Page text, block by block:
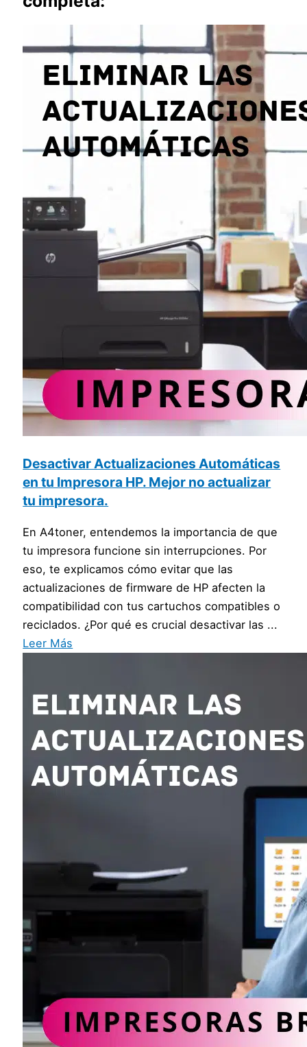
Desactivar Actualizaciones Automáticas
en tu Impresora HP. Mejor no actualizar
tu impresora.
En A4toner, entendemos la importancia de que
tu impresora funcione sin interrupciones. Por
eso, te explicamos cómo evitar que las
actualizaciones de firmware de HP afecten la
compatibilidad con tus cartuchos compatibles o
reciclados. ¿Por qué es crucial desactivar las ...
Leer Más